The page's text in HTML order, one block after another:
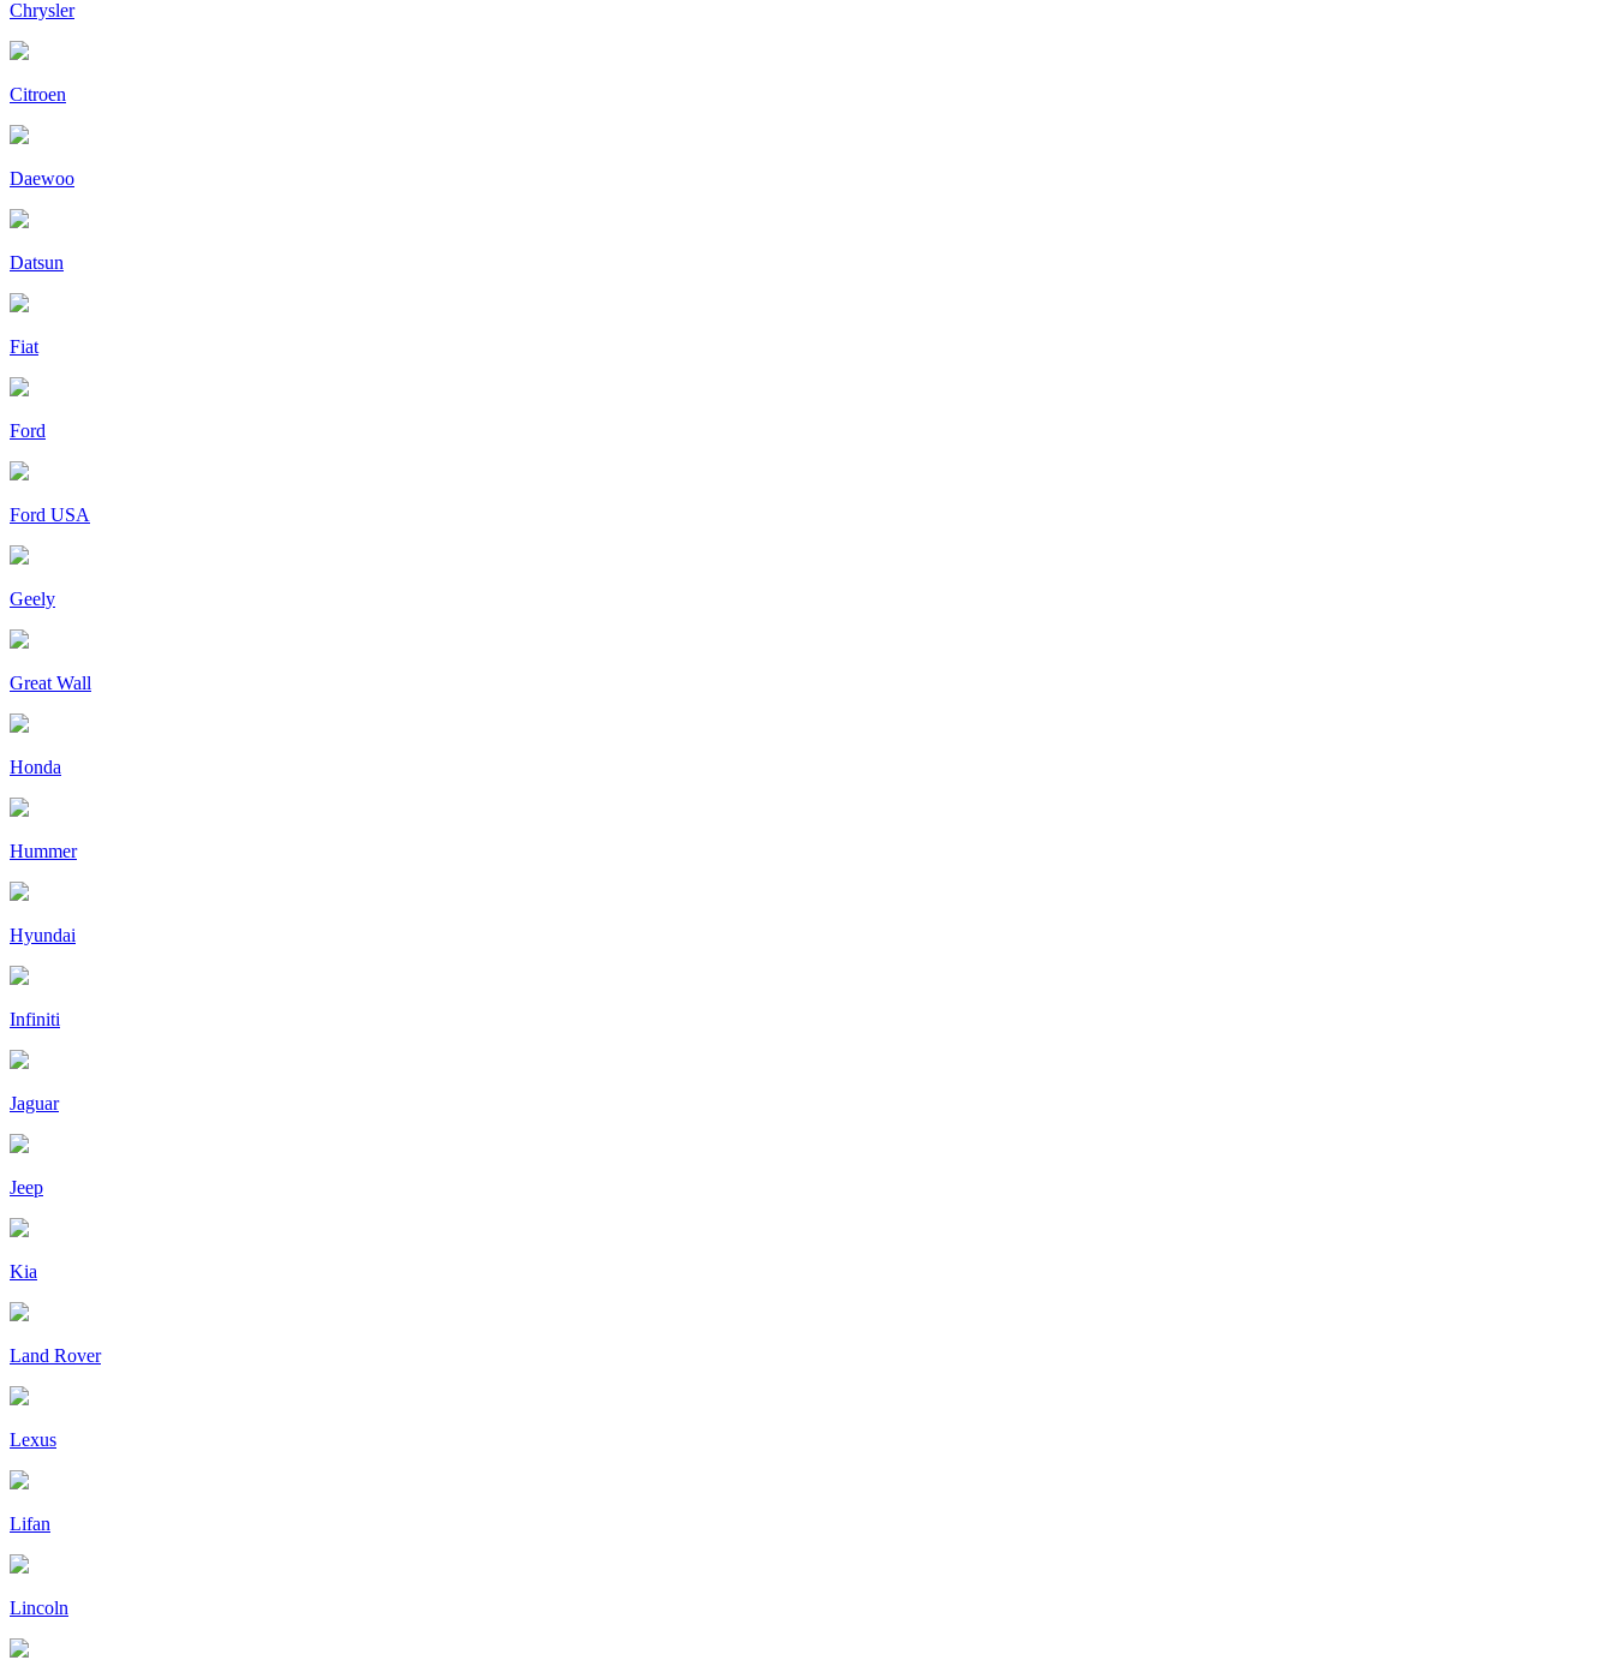
Chrysler
Citroen
Daewoo
Datsun
Fiat
Ford
Ford USA
Geely
Great Wall
Honda
Hummer
Hyundai
Infiniti
Jaguar
Jeep
Kia
Land Rover
Lexus
Lifan
Lincoln